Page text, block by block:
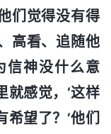
们觉得没有得
高看、追随他
信神没什么意
就感觉，‘这样
望了？’他们